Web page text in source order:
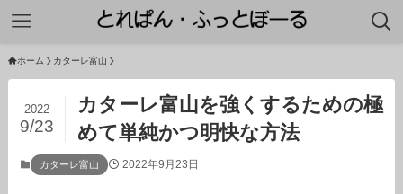
ホーム カターレ富山
カターレ富山を強くするための極
めて単純かつ明快な方法
2022
9/23
カターレ富山 2022年9月23日